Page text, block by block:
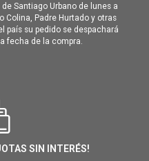
Santiago Urbano de lunes a
Colina, Padre Hurtado y otras
país su pedido se despachará
fecha de la compra.
SIN INTERÉS!